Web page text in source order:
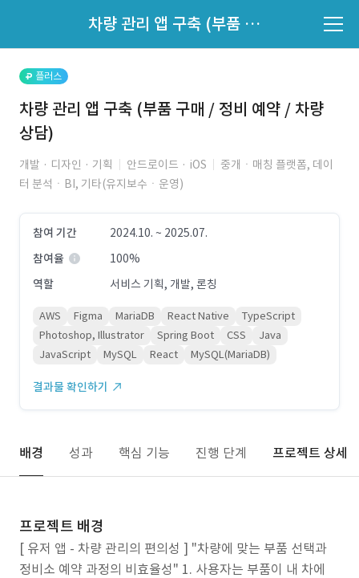
차량 관리 앱 구축 (부품 구매 / 정비 예약 / 차량 상담)
지원자 목록 바로가기
플러스
차량 관리 앱 구축 (부품 구매 / 정비 예약 / 차량
상담)
개발 · 디자인 · 기획 안드로이드 · iOS
중개ㆍ매칭 플랫폼, 데이
터 분석ㆍBI, 기타(유지보수ㆍ운영)
참여 기간
2024.10. ~ 2025.07.
참여율
100%
역할
서비스 기획, 개발, 론칭
AWS Figma MariaDB React Native
TypeScript
Photoshop, Illustrator
Spring Boot CSS
Java
JavaScript
MySQL React MySQL(MariaDB)
결과물 확인하기
배경 성과 핵심 기능 진행 단계 프로젝트 상세
프로젝트 배경
[ 유저 앱 - 차량 관리의 편의성 ] "차량에 맞는 부품 선택과
정비소 예약 과정의 비효율성" 1. 사용자는 부품이 내 차에